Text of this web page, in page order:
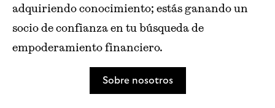
adquiriendo conocimiento; estás ganando un
socio de confianza en tu búsqueda de
empoderamiento financiero.
Sobre nosotros